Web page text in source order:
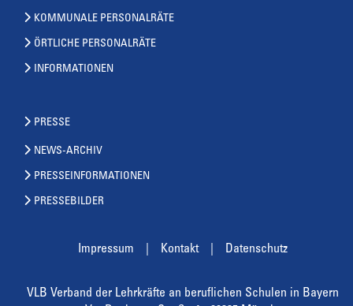
KOMMUNALE PERSONALRÄTE
ÖRTLICHE PERSONALRÄTE
INFORMATIONEN
PRESSE
NEWS-ARCHIV
PRESSEINFORMATIONEN
PRESSEBILDER
Impressum Kontakt Datenschutz
VLB Verband der Lehrkräfte an beruflichen Schulen in Bayern